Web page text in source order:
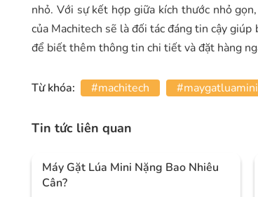
nhỏ. Với sự kết hợp giữa kích thước nhỏ
của Machitech sẽ là đối tác đáng tin cậy
để biết thêm thông tin chi tiết và đặt hàng
Từ khóa: #machitech #maygatluamini
Tin tức liên quan
Máy Gặt Lúa Mini Nặng Bao Nhiêu
Cân?